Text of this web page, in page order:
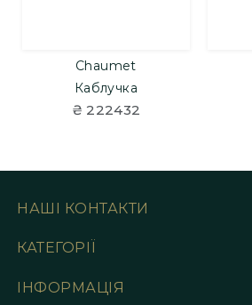
Chaumet
Каблучка
₴ 222432
НАШІ КОНТАКТИ
КАТЕГОРІЇ
ІНФОРМАЦІЯ